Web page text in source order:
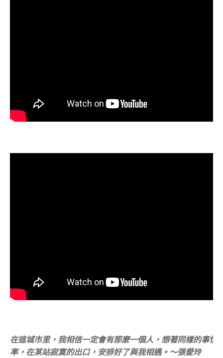
在這城市里，我相信一定會有那麼一個人，想著同樣的事情
率，在某站寂寞的出口，安排好了與我相遇。～張愛玲